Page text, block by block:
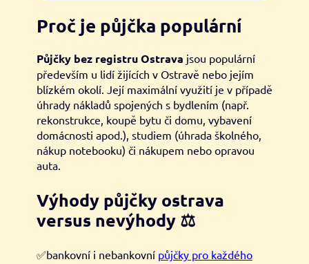
Proč je půjčka populární
Půjčky bez registru Ostrava jsou populární
především u lidí žijících v Ostravě nebo jejím
blízkém okolí. Její maximální využití je v případě
úhrady nákladů spojených s bydlením (např.
rekonstrukce, koupě bytu či domu, vybavení
domácnosti apod.), studiem (úhrada školného,
nákup notebooku) či nákupem nebo opravou
auta.
Výhody půjčky ostrava
versus nevýhody⚖️
✅bankovní i nebankovní půjčky pro každého